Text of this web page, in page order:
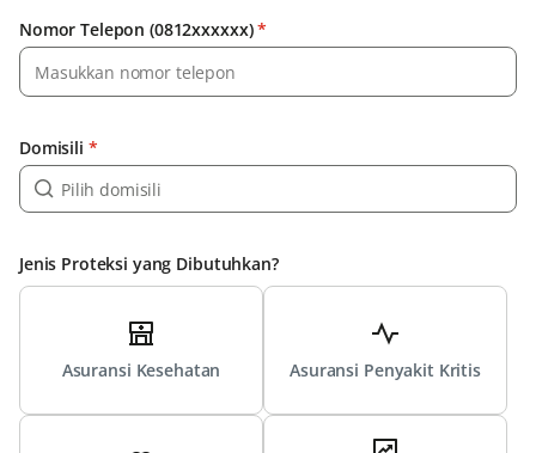
Nomor Telepon (0812xxxxxx)*
Domisili *
Jenis Proteksi yang Dibutuhkan?
Asuransi Kesehatan Asuransi Penyakit Kritis